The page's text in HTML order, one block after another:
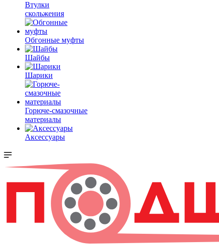
Втулки
скольжения
Обгонные муфты
Шайбы
Шарики
Горюче-смазочные
материалы
Аксессуары